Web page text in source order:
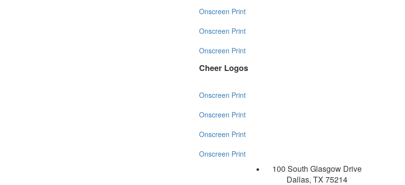
Onscreen Print
Onscreen Print
Onscreen Print
Cheer Logos
Onscreen Print
Onscreen Print
Onscreen Print
Onscreen Print
100 South Glasgow Drive
Dallas, TX 75214